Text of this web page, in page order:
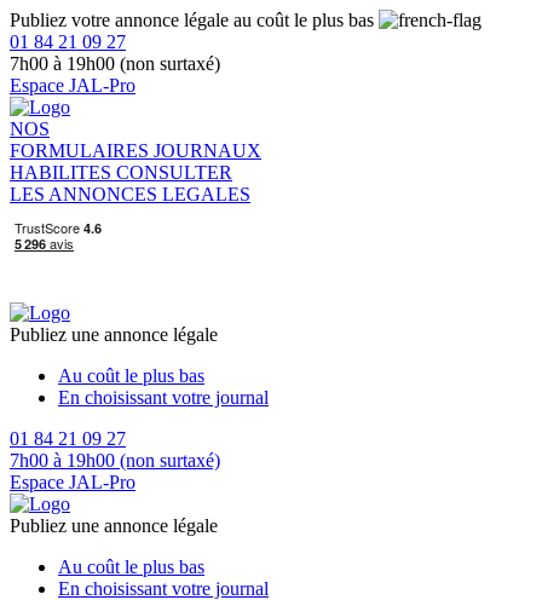
Publiez votre annonce légale au coût le plus bas
01 84 21 09 27
7h00 à 19h00 (non surtaxé)
Espace JAL-Pro
NOS
FORMULAIRES JOURNAUX
HABILITES CONSULTER
LES ANNONCES LEGALES
Publiez une annonce légale
Au coût le plus bas
En choisissant votre journal
01 84 21 09 27
7h00 à 19h00 (non surtaxé)
Espace JAL-Pro
Publiez une annonce légale
Au coût le plus bas
En choisissant votre journal